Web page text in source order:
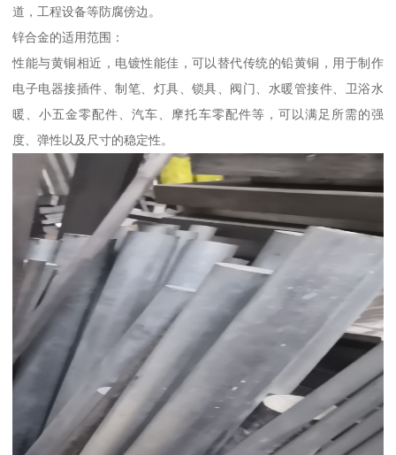
道，工程设备等防腐傍边。
锌合金的适用范围：
性能与黄铜相近，电镀性能佳，可以替代传统的铅黄铜，用于制作
电子电器接插件、制笔、灯具、锁具、阀门、水暖管接件、卫浴水
暖、小五金零配件、汽车、摩托车零配件等，可以满足所需的强
度、弹性以及尺寸的稳定性。